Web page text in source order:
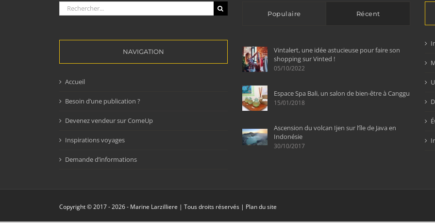
Rechercher:
NAVIGATION
Accueil
Besoin d’une publication ?
Devenez vendeur sur ComeUp
Inspirations voyages
Demande d’informations
Populaire Récent
Vintalert, une idée astucieuse pour faire son
shopping sur Vinted !
05/10/2022
Espace Spa Bali, un salon de bien-être à Canggu
15/01/2018
Ascension du volcan Ijen sur l’île de Java en
Indonésie
30/10/2017
Copyright © 2017 -2026 - Marine Larzilliere | Tous droits réservés | Plan du site